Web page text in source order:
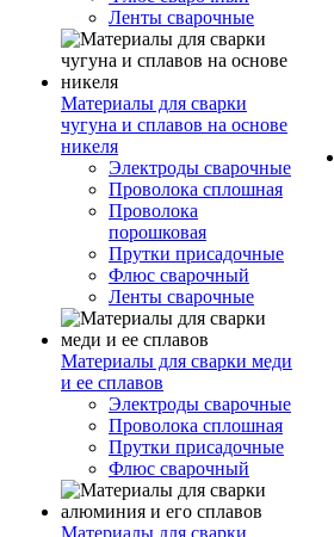
Ленты сварочные
Материалы для сварки
чугуна и сплавов на основе
никеля
Электроды сварочные
Проволока сплошная
Проволока
порошковая
Прутки присадочные
Флюс сварочный
Ленты сварочные
Материалы для сварки меди
и ее сплавов
Электроды сварочные
Проволока сплошная
Прутки присадочные
Флюс сварочный
Материалы для сварки